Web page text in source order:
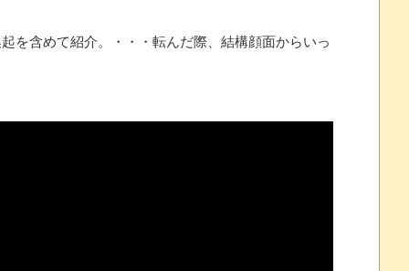
ぼの]
を含めて紹介。・・・転んだ際、結構顔面からいっ